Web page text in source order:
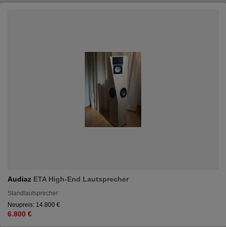
Audiaz ETA High-End Lautsprecher
Standlautsprecher
Neupreis: 14.800 €
6.800 €